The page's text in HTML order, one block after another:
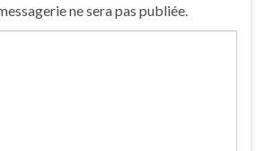
ne sera pas publiée.